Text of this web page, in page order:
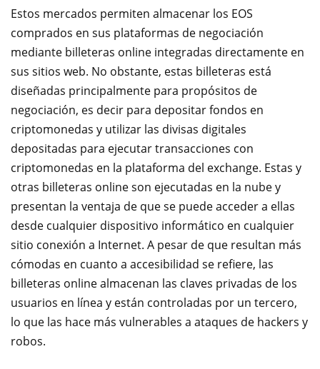
Estos mercados permiten almacenar los EOS
comprados en sus plataformas de negociación
mediante billeteras online integradas directamente en
sus sitios web. No obstante, estas billeteras está
diseñadas principalmente para propósitos de
negociación, es decir para depositar fondos en
criptomonedas y utilizar las divisas digitales
depositadas para ejecutar transacciones con
criptomonedas en la plataforma del exchange. Estas y
otras billeteras online son ejecutadas en la nube y
presentan la ventaja de que se puede acceder a ellas
desde cualquier dispositivo informático en cualquier
sitio conexión a Internet. A pesar de que resultan más
cómodas en cuanto a accesibilidad se refiere, las
billeteras online almacenan las claves privadas de los
usuarios en línea y están controladas por un tercero,
lo que las hace más vulnerables a ataques de hackers y
robos.